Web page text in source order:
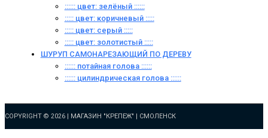
:::::: цвет: зелёный ::::::
::::: цвет: коричневый :::::
::::: цвет: серый :::::
::::: цвет: золотистый :::::
ШУРУП САМОНАРЕЗАЮЩИЙ ПО ДЕРЕВУ
:::::: потайная голова ::::::
:::::: цилиндрическая голова ::::::
COPYRIGHT © 2026 | МАГАЗИН "КРЕПЕЖ" | СМОЛЕНСК